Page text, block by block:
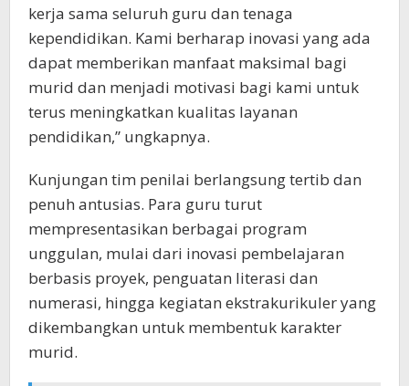
kerja sama seluruh guru dan tenaga
kependidikan. Kami berharap inovasi yang ada
dapat memberikan manfaat maksimal bagi
murid dan menjadi motivasi bagi kami untuk
terus meningkatkan kualitas layanan
pendidikan,” ungkapnya.
Kunjungan tim penilai berlangsung tertib dan
penuh antusias. Para guru turut
mempresentasikan berbagai program
unggulan, mulai dari inovasi pembelajaran
berbasis proyek, penguatan literasi dan
numerasi, hingga kegiatan ekstrakurikuler yang
dikembangkan untuk membentuk karakter
murid.